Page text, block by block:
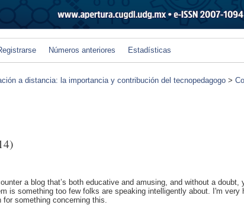
Números anteriores Estadísticas
a distancia: la importancia y contribución del tecnopedagogo >
a blog that’s both educative and amusing, and without a doubt,
is something too few folks are speaking intelligently about. I'm very
something concerning this.